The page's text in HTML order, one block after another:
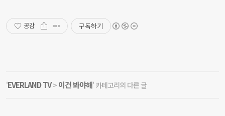
공감 구독하기
'EVERLAND TV> 이건 봐야해' 카테고리의 다른 글